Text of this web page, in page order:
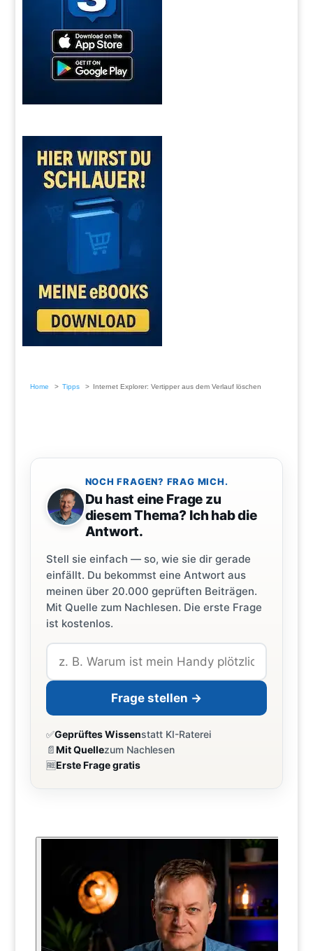
Home Tipps Internet Explorer: Vertipper aus dem Verlauf löschen
NOCH FRAGEN? FRAG MICH.
Du hast eine Frage zu
diesem Thema? Ich hab die
Antwort.
Stell sie einfach — so, wie sie dir gerade
einfällt. Du bekommst eine Antwort aus
meinen über 20.000 geprüften Beiträgen.
Mit Quelle zum Nachlesen. Die erste Frage
ist kostenlos.
Frage stellen →
✅Geprüftes Wissenstatt KI-Raterei
📄Mit Quellezum Nachlesen
🆓Erste Frage gratis